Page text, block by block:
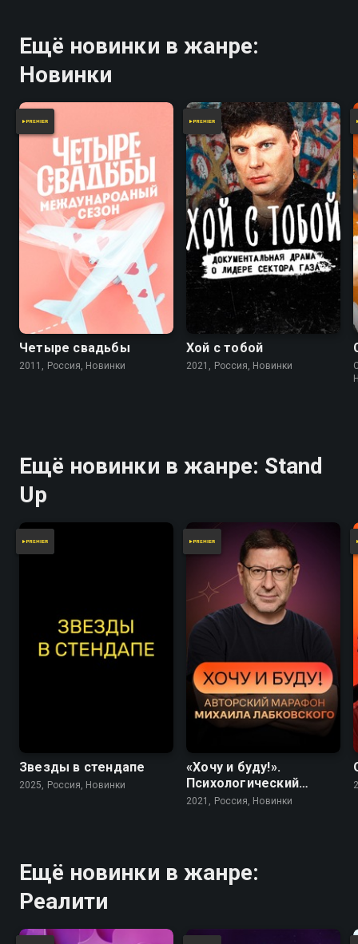
Ещё новинки в жанре:
Новинки
Четыре свадьбы
2011, Россия, Новинки
Хой с тобой
2021, Россия, Новинки
Ещё новинки в жанре: Stand
Up
Звезды в стендапе
2025, Россия, Новинки
«Хочу и буду!».
Психологический
стендап Михаила
2021, Россия, Новинки
Ещё новинки в жанре:
Реалити